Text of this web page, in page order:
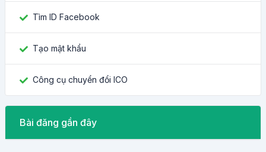
Tìm ID Facebook
Tạo mật khẩu
Công cụ chuyển đổi ICO
Bài đăng gần đây